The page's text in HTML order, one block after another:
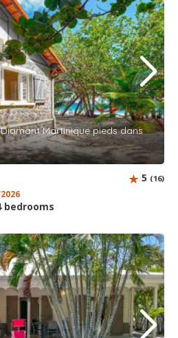
Martinique pieds dans
5 (16)